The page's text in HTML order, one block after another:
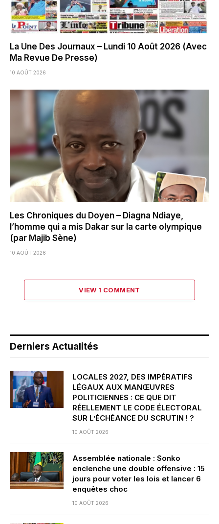
La Une Des Journaux – Lundi 10 Août 2026 (Avec
Ma Revue De Presse)
10 AOÛT 2026
Les Chroniques du Doyen – Diagna Ndiaye,
l’homme qui a mis Dakar sur la carte olympique
(par Majib Sène)
10 AOÛT 2026
VIEW 1 COMMENT
Derniers Actualités
LOCALES 2027, DES IMPÉRATIFS
LÉGAUX AUX MANŒUVRES
POLITICIENNES : CE QUE DIT
RÉELLEMENT LE CODE ÉLECTORAL
SUR L’ÉCHÉANCE DU SCRUTIN ! ?
10 AOÛT 2026
Assemblée nationale : Sonko
enclenche une double offensive : 15
jours pour voter les lois et lancer 6
enquêtes choc
10 AOÛT 2026